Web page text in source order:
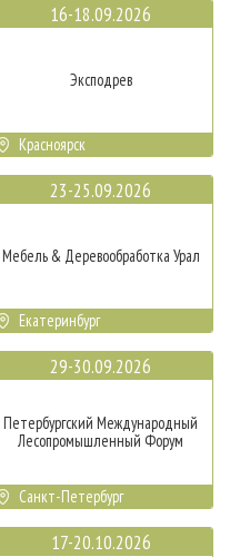
16-18.09.2026
Эксподрев
Красноярск
23-25.09.2026
Мебель & Деревообработка Урал
Екатеринбург
29-30.09.2026
Петербургский Международный
Лесопромышленный Форум
Санкт-Петербург
17-20.10.2026